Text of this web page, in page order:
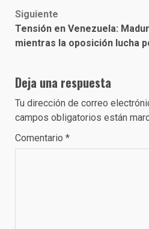
Siguiente
Tensión en Venezuela:
mientras la oposición lucha
Deja una respuesta
Tu dirección de correo
campos obligatorios están
Comentario *